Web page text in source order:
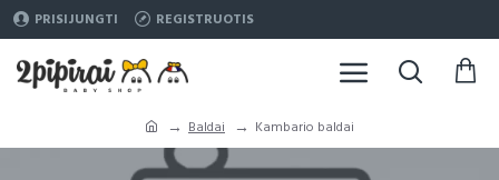
PRISIJUNGTI REGISTRUOTIS
Baldai Kambario baldai